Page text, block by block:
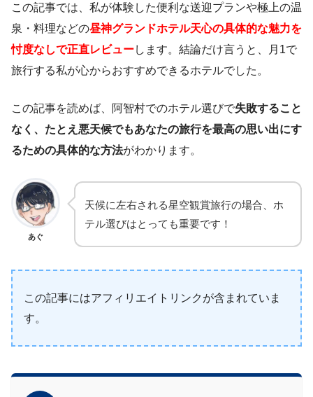
この記事では、私が体験した便利な送迎プランや極上の温
泉・料理などの昼神グランドホテル天心の具体的な魅力を
忖度なしで正直レビューします。結論だけ言うと、月1で
旅行する私が心からおすすめできるホテルでした。
この記事を読めば、阿智村でのホテル選びで失敗すること
なく、たとえ悪天候でもあなたの旅行を最高の思い出にす
るための具体的な方法がわかります。
あぐ
天候に左右される星空観賞旅行の場合、ホ
テル選びはとっても重要です！
この記事にはアフィリエイトリンクが含まれていま
す。